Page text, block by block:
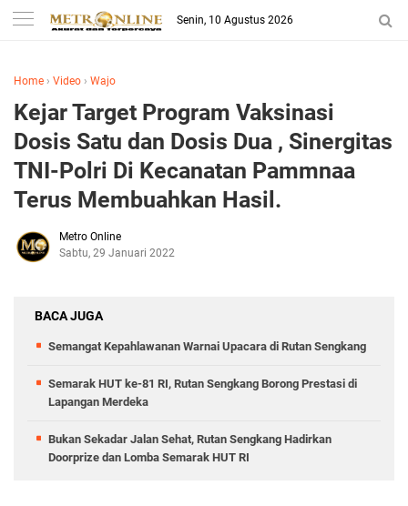
Senin, 10 Agustus 2026
Home › Video › Wajo
Kejar Target Program Vaksinasi
Dosis Satu dan Dosis Dua , Sinergitas
TNI-Polri Di Kecanatan Pammnaa
Terus Membuahkan Hasil.
Metro Online
Sabtu, 29 Januari 2022
BACA JUGA
Semangat Kepahlawanan Warnai Upacara di Rutan Sengkang
Semarak HUT ke-81 RI, Rutan Sengkang Borong Prestasi di
Lapangan Merdeka
Bukan Sekadar Jalan Sehat, Rutan Sengkang Hadirkan
Doorprize dan Lomba Semarak HUT RI